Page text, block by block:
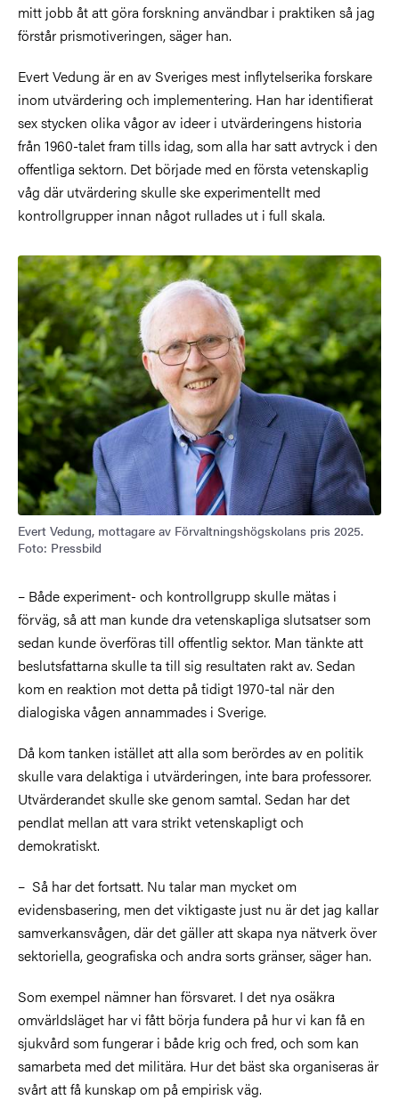
mitt jobb åt att göra forskning användbar i praktiken så jag
förstår prismotiveringen, säger han.
Evert Vedung är en av Sveriges mest inflytelserika forskare
inom utvärdering och implementering. Han har identifierat
sex stycken olika vågor av ideer i utvärderingens historia
från 1960-talet fram tills idag, som alla har satt avtryck i den
offentliga sektorn. Det började med en första vetenskaplig
våg där utvärdering skulle ske experimentellt med
kontrollgrupper innan något rullades ut i full skala.
Evert Vedung, mottagare av Förvaltningshögskolans pris 2025.
Foto: Pressbild
– Både experiment- och kontrollgrupp skulle mätas i
förväg, så att man kunde dra vetenskapliga slutsatser som
sedan kunde överföras till offentlig sektor. Man tänkte att
beslutsfattarna skulle ta till sig resultaten rakt av. Sedan
kom en reaktion mot detta på tidigt 1970-tal när den
dialogiska vågen annammades i Sverige.
Då kom tanken istället att alla som berördes av en politik
skulle vara delaktiga i utvärderingen, inte bara professorer.
Utvärderandet skulle ske genom samtal. Sedan har det
pendlat mellan att vara strikt vetenskapligt och
demokratiskt.
– Så har det fortsatt. Nu talar man mycket om
evidensbasering, men det viktigaste just nu är det jag kallar
samverkansvågen, där det gäller att skapa nya nätverk över
sektoriella, geografiska och andra sorts gränser, säger han.
Som exempel nämner han försvaret. I det nya osäkra
omvärldsläget har vi fått börja fundera på hur vi kan få en
sjukvård som fungerar i både krig och fred, och som kan
samarbeta med det militära. Hur det bäst ska organiseras är
svårt att få kunskap om på empirisk väg.